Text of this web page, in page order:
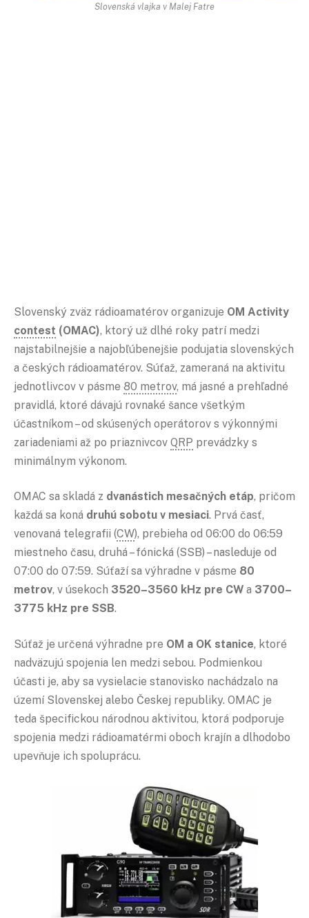
Slovenská vlajka v Malej Fatre
Slovenský zväz rádioamatérov organizuje OM Activity
contest (OMAC), ktorý už dlhé roky patrí medzi
najstabilnejšie a najobľúbenejšie podujatia slovenských
a českých rádioamatérov. Súťaž, zameraná na aktivitu
jednotlivcov v pásme 80 metrov, má jasné a prehľadné
pravidlá, ktoré dávajú rovnaké šance všetkým
účastníkom – od skúsených operátorov s výkonnými
zariadeniami až po priaznivcov QRP prevádzky s
minimálnym výkonom.
OMAC sa skladá z dvanástich mesačných etáp, pričom
každá sa koná druhú sobotu v mesiaci. Prvá časť,
venovaná telegrafii (CW), prebieha od 06:00 do 06:59
miestneho času, druhá – fónická (SSB) – nasleduje od
07:00 do 07:59. Súťaží sa výhradne v pásme 80
metrov, v úsekoch 3520–3560 kHz pre CW a 3700–
3775 kHz pre SSB.
Súťaž je určená výhradne pre OM a OK stanice, ktoré
nadväzujú spojenia len medzi sebou. Podmienkou
účasti je, aby sa vysielacie stanovisko nachádzalo na
území Slovenskej alebo Českej republiky. OMAC je
teda špecifickou národnou aktivitou, ktorá podporuje
spojenia medzi rádioamatérmi oboch krajín a dlhodobo
upevňuje ich spoluprácu.